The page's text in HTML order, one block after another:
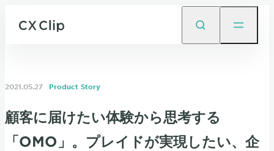
2021.05.27 Product Story
顧客に届けたい体験から思考する
「OMO」。プレイドが実現したい、企